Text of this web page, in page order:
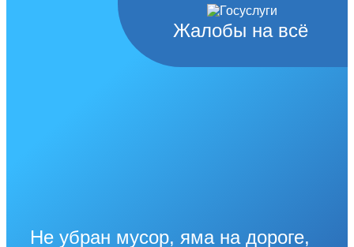
Жалобы на всё
Не убран мусор, яма на дороге,